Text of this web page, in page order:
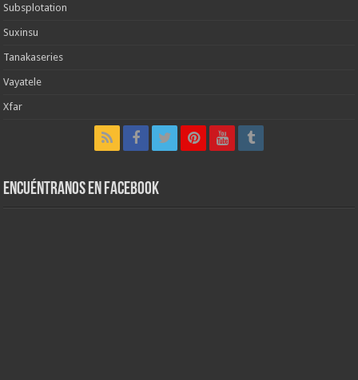
Subsplotation
Suxinsu
Tanakaseries
Vayatele
Xfar
Encuéntranos en Facebook